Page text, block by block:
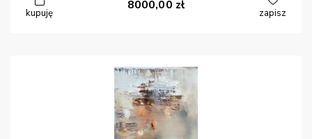
kupuję
8000,00 zł
zapisz